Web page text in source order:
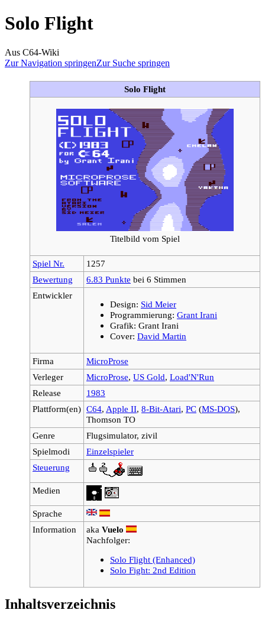
Solo Flight
Aus C64-Wiki
Zur Navigation springenZur Suche springen
Solo Flight
Titelbild vom Spiel
Spiel Nr.
1257
Bewertung
6.83 Punkte bei 6 Stimmen
Entwickler
Design: Sid Meier
Programmierung: Grant Irani
Grafik: Grant Irani
Cover: David Martin
Firma
MicroProse
Verleger
MicroProse, US Gold, Load'N'Run
Release
1983
Plattform(en) C64, Apple II, 8-Bit-Atari, PC (MS-DOS),
Thomson TO
Genre
Flugsimulator, zivil
Spielmodi
Einzelspieler
Steuerung
Medien
Sprache
Information
aka Vuelo
Nachfolger:
Solo Flight (Enhanced)
Solo Fight: 2nd Edition
Inhaltsverzeichnis